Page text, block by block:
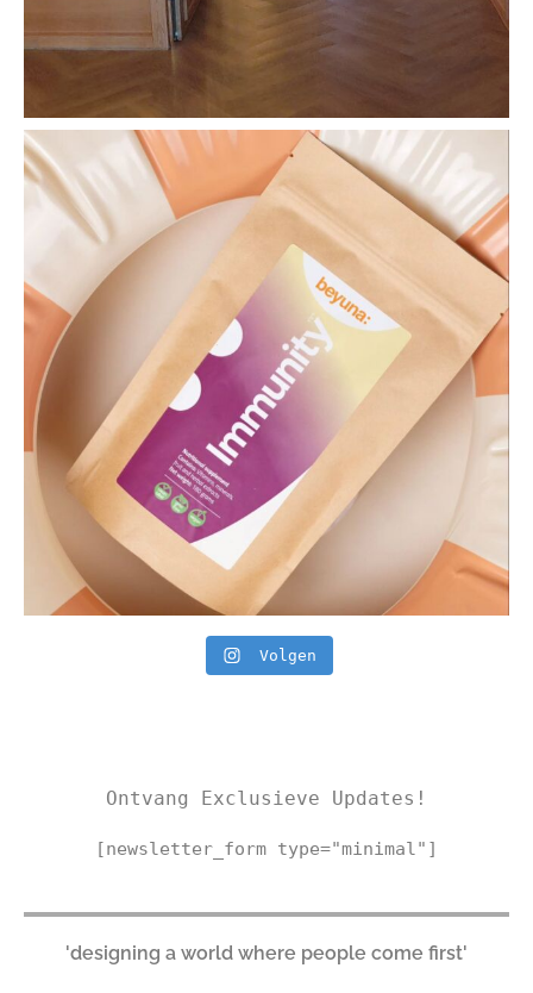
Volgen
Ontvang Exclusieve Updates!
[newsletter_form type="minimal"]
'designing a world where people come first'